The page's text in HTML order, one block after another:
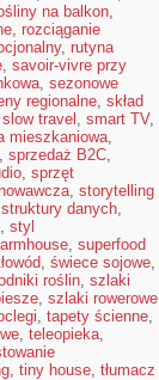
na balkon,
, rozciąganie
, rutyna
, savoir-vivre przy
, sezonowe
regionalne, skład
slow travel , smart TV,
mieszkaniowa,
, sprzedaż B2C,
, sprzęt
, storytelling
struktury danych,
, styl
, superfood
, świece sojowe,
roślin, szlaki
, szlaki rowerowe
, tapety ścienne,
, teleopieka,
, tiny house, tłumacz